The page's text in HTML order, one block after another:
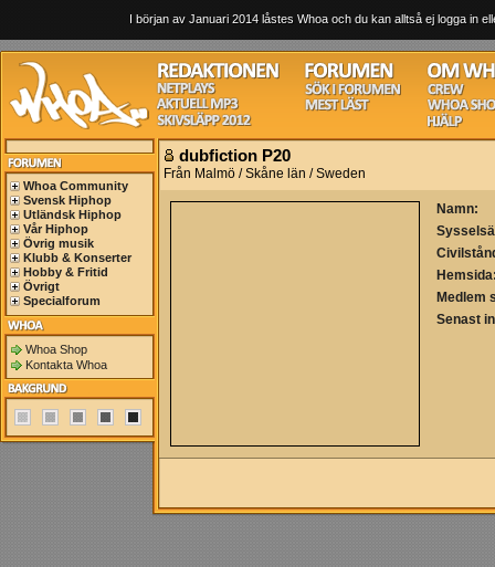
I början av Januari 2014 låstes Whoa och du kan alltså ej logga in
Whoa Community
Svensk Hiphop
Utländsk Hiphop
Vår Hiphop
Övrig musik
Klubb & Konserter
Hobby & Fritid
Övrigt
Specialforum
Whoa Shop
Kontakta Whoa
dubfiction P20
Från Malmö / Skåne län / Sweden
Namn:
Medlem
Senast